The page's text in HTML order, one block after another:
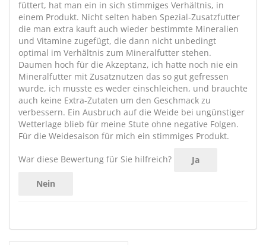
füttert, hat man ein in sich stimmiges Verhältnis, in
einem Produkt. Nicht selten haben Spezial-Zusatzfutter
die man extra kauft auch wieder bestimmte Mineralien
und Vitamine zugefügt, die dann nicht unbedingt
optimal im Verhältnis zum Mineralfutter stehen.
Daumen hoch für die Akzeptanz, ich hatte noch nie ein
Mineralfutter mit Zusatznutzen das so gut gefressen
wurde, ich musste es weder einschleichen, und brauchte
auch keine Extra-Zutaten um den Geschmack zu
verbessern. Ein Ausbruch auf die Weide bei ungünstiger
Wetterlage blieb für meine Stute ohne negative Folgen.
Für die Weidesaison für mich ein stimmiges Produkt.
War diese Bewertung für Sie hilfreich? Ja
Nein